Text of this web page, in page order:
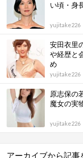
い頃・身
yujitake226
安田衣里
や経歴と
め
yujitake226
原志保の
魔女の実
yujitake226
アーカイブから記事